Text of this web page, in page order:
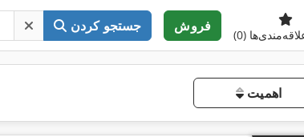
جستجو کردن فروش
(0)
اهمیت